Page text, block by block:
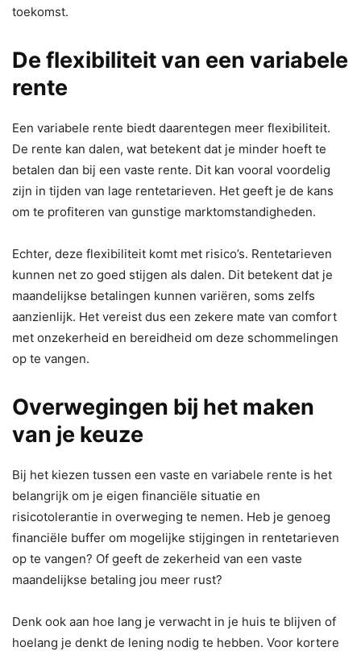
toekomst.
De flexibiliteit van een variabele
rente
Een variabele rente biedt daarentegen meer flexibiliteit.
De rente kan dalen, wat betekent dat je minder hoeft te
betalen dan bij een vaste rente. Dit kan vooral voordelig
zijn in tijden van lage rentetarieven. Het geeft je de kans
om te profiteren van gunstige marktomstandigheden.
Echter, deze flexibiliteit komt met risico’s. Rentetarieven
kunnen net zo goed stijgen als dalen. Dit betekent dat je
maandelijkse betalingen kunnen variëren, soms zelfs
aanzienlijk. Het vereist dus een zekere mate van comfort
met onzekerheid en bereidheid om deze schommelingen
op te vangen.
Overwegingen bij het maken
van je keuze
Bij het kiezen tussen een vaste en variabele rente is het
belangrijk om je eigen financiële situatie en
risicotolerantie in overweging te nemen. Heb je genoeg
financiële buffer om mogelijke stijgingen in rentetarieven
op te vangen? Of geeft de zekerheid van een vaste
maandelijkse betaling jou meer rust?
Denk ook aan hoe lang je verwacht in je huis te blijven of
hoelang je denkt de lening nodig te hebben. Voor kortere